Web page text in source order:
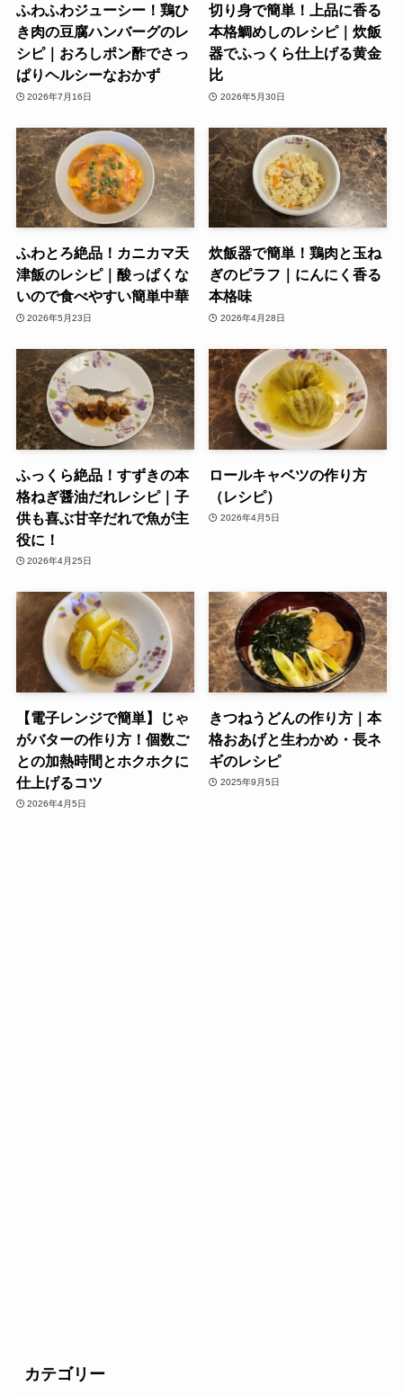
ふわふわジューシー！鶏ひ
き肉の豆腐ハンバーグのレ
シピ｜おろしポン酢でさっ
ぱりヘルシーなおかず
2026年7月16日
切り身で簡単！上品に香る
本格鯛めしのレシピ｜炊飯
器でふっくら仕上げる黄金
比
2026年5月30日
ふわとろ絶品！カニカマ天
津飯のレシピ｜酸っぱくな
いので食べやすい簡単中華
2026年5月23日
炊飯器で簡単！鶏肉と玉ね
ぎのピラフ｜にんにく香る
本格味
2026年4月28日
ふっくら絶品！すずきの本
格ねぎ醤油だれレシピ｜子
供も喜ぶ甘辛だれで魚が主
役に！
2026年4月25日
ロールキャベツの作り方
（レシピ）
2026年4月5日
【電子レンジで簡単】じゃ
がバターの作り方！個数ご
との加熱時間とホクホクに
仕上げるコツ
2026年4月5日
きつねうどんの作り方｜本
格おあげと生わかめ・長ネ
ギのレシピ
2025年9月5日
カテゴリー